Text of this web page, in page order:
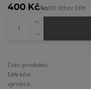
400 Kč/ks330 Kčbez DPH
Číslo produktu:
EAN kód:
výrobce: